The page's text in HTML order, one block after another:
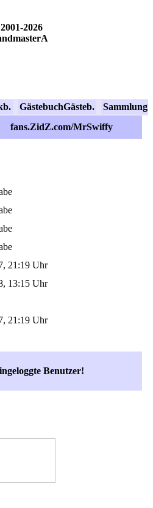
2026
GästebuchGästeb. Sammlung
fans.ZidZ.com/MrSwiffy
21:19 Uhr
13:15 Uhr
21:19 Uhr
Benutzer!